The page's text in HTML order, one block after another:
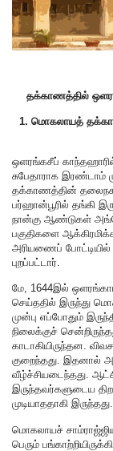
தக்காணத்தில்
1. மொகலாயத்
ஒளரங்கசீப் காந்தஹாரில்
சுபேதாராக இரண்டாம்
தக்காணத்தின்
பர்ஹான்பூரில் தங்கி
நான்கு ஆண்டுகள்
பகுதிகளை
அரியணைப் போட்டியில்
புறப்பட்டார்.
மே, 1644இல்
செய்ததில் இருந்து
முன்பு எப்போதும்
நிலைக்குச்
காடாகியிருந்தன.
குறைந்தது. இதனால்
வீழ்ச்சியடைந்தது.
இருந்தவர்களுடைய
முடியாததாகி இருந்தது.
மொகலாயச்
பெரும்